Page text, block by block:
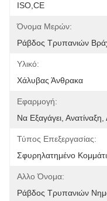
ISO,CE
Όνομα Μερών:
Ράβδος Τρυπανιών
Υλικό:
Χάλυβας Άνθρακα
Εφαρμογή:
Να Εξαγάγει,
Τύπος Επεξεργασίας:
Σφυρηλατημένο Κομμάτι
Αλλο Όνομα:
Ράβδος Τρυπανιών